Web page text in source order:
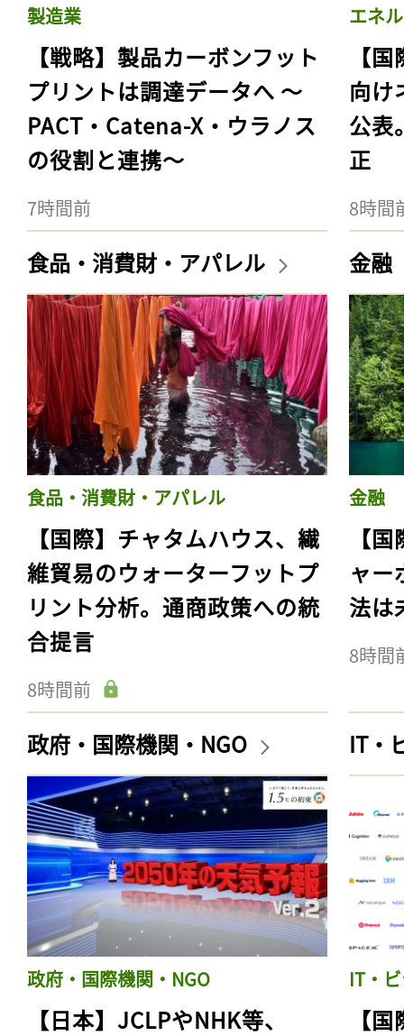
製造業
【戦略】製品カーボンフット
プリントは調達データへ 〜
PACT・Catena-X・ウラノス
の役割と連携〜
7時間前
エネ
【
向け
公表
正
8時間
食品・消費財・アパレル
食品・消費財・アパレル
【国際】チャタムハウス、繊
維貿易のウォーターフットプ
リント分析。通商政策への統
合提言
8時間前
金融
金融
【
ャー
法は
8時間
政府・国際機関・NGO
政府・国際機関・NGO
【日本】JCLPやNHK等、
IT・
IT・
【